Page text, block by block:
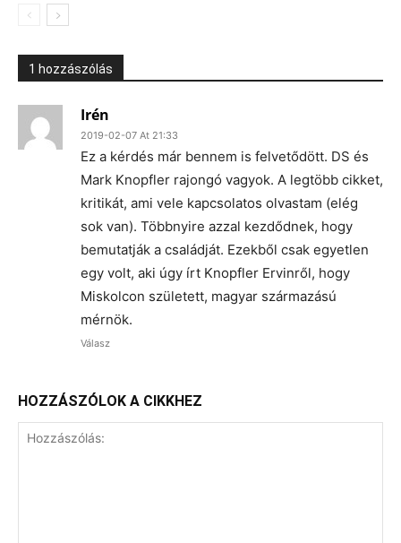
1 hozzászólás
Irén
2019-02-07 At 21:33
Ez a kérdés már bennem is felvetődött. DS és
Mark Knopfler rajongó vagyok. A legtöbb cikket,
kritikát, ami vele kapcsolatos olvastam (elég
sok van). Többnyire azzal kezdődnek, hogy
bemutatják a családját. Ezekből csak egyetlen
egy volt, aki úgy írt Knopfler Ervinről, hogy
Miskolcon született, magyar származású
mérnök.
Válasz
HOZZÁSZÓLOK A CIKKHEZ